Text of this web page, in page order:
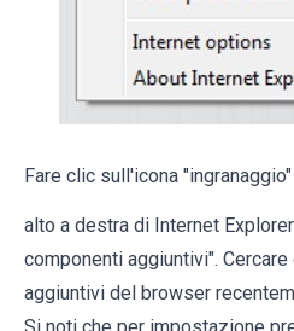
Fare clic sull'icona "ingranaggio"
alto a destra di Internet
componenti aggiuntivi".
aggiuntivi del browser